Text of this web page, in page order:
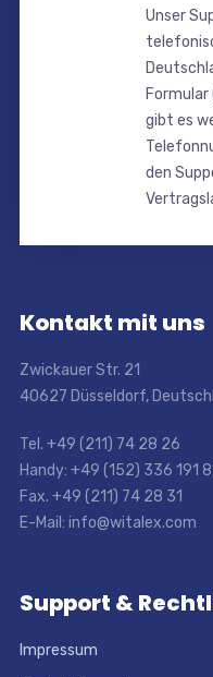
Unser
gibt es
den
Kontakt mit uns
Zwickauer Str. 21
40627 Düsseldorf,
Tel. +49 (211) 74 28 26
Handy: +49 (152) 336 191
Fax. +49 (211) 74 28 31
E-Mail: info@witalex.com
Support &
Impressum